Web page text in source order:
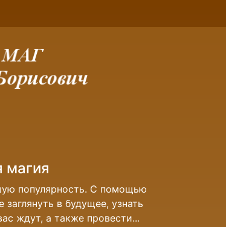
магия
популярность. С помощью
в будущее, узнать
ждут, а также провести...